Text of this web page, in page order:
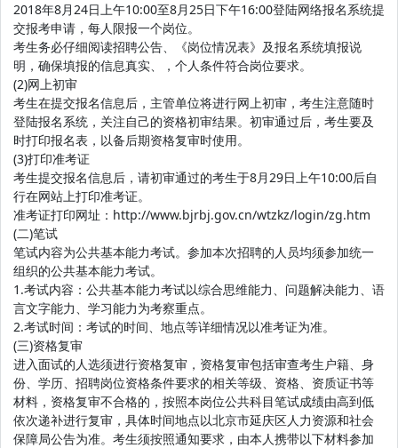
2018年8月24日上午10:00至8月25日下午16:00登陆网络报名系统提
交报考申请，每人限报一个岗位。
考生务必仔细阅读招聘公告、《岗位情况表》及报名系统填报说
明，确保填报的信息真实、，个人条件符合岗位要求。
(2)网上初审
考生在提交报名信息后，主管单位将进行网上初审，考生注意随时
登陆报名系统，关注自己的资格初审结果。初审通过后，考生要及
时打印报名表，以备后期资格复审时使用。
(3)打印准考证
考生提交报名信息后，请初审通过的考生于8月29日上午10:00后自
行在网站上打印准考证。
准考证打印网址：http://www.bjrbj.gov.cn/wtzkz/login/zg.htm
(二)笔试
笔试内容为公共基本能力考试。参加本次招聘的人员均须参加统一
组织的公共基本能力考试。
1.考试内容：公共基本能力考试以综合思维能力、问题解决能力、语
言文字能力、学习能力为考察重点。
2.考试时间：考试的时间、地点等详细情况以准考证为准。
(三)资格复审
进入面试的人选须进行资格复审，资格复审包括审查考生户籍、身
份、学历、招聘岗位资格条件要求的相关等级、资格、资质证书等
材料，资格复审不合格的，按照本岗位公共科目笔试成绩由高到低
依次递补进行复审，具体时间地点以北京市延庆区人力资源和社会
保障局公告为准。考生须按照通知要求，由本人携带以下材料参加